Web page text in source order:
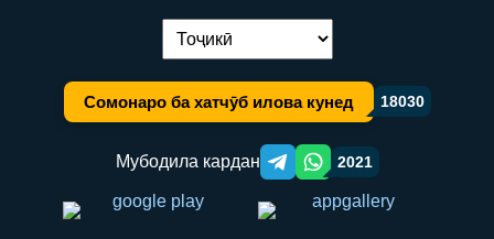
Иваз кардани забон:
Сомонаро ба хатчӯб илова кунед 18030
Мубодила кардан Telegram orqali ulashish
WhatsApp orqali ulashish
2021